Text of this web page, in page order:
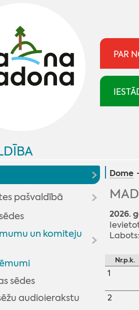
PAR
pašvaldībā
skaidro
un komiteju
sēdes
audioierakstu
Dome
2026.
Nr.p.k.
1
2